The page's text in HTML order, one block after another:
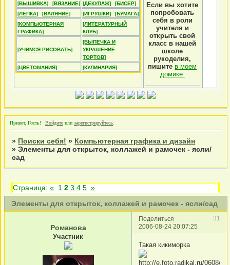
[ВЫШИВКА] [ВЯЗАНИЕ] [ДЕКУПАЖ]
[БИСЕР]
[ЛЕПКА]
[ВАЛЯНИЕ] [ИГРУШКИ]
[БУМАГА]
[КОМПЬЮТЕРНАЯ
ГРАФИКА]
[ЛИТЕРАТУРНЫЙ
КЛУБ]
[УЧИМСЯ РИСОВАТЬ]
[ВЫПЕЧКА И
УКРАШЕНИЕ
ТОРТОВ]
[ЦВЕТОМАНИЯ]
[КУЛИНАРИЯ]
Если вы хотите
попробовать
себя в роли
учителя и
открыть свой
класс в нашей
школе
рукоделия,
пишите в моем
домике
Привет, Гость! Войдите или зарегистрируйтесь
» Поиски себя! » Компьютерная графика и дизайн
»Элементы для открыток, коллажей и рамочек - ясли/
сад
Элементы для открыток, коллажей и рамочек - ясли/сад
Страница:« 1 2 3 4 5 »
Поделиться
31
2006-08-24 20:07:25
Романова
Участник
Такая кикиморка